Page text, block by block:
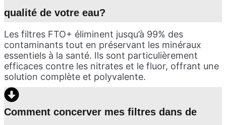
qualité de votre eau?
Les filtres FTO+ éliminent jusqu’à 99% des
contaminants tout en préservant les minéraux
essentiels à la santé. Ils sont particulièrement
efficaces contre les nitrates et le fluor, offrant une
solution complète et polyvalente.
Comment concerver mes filtres dans de